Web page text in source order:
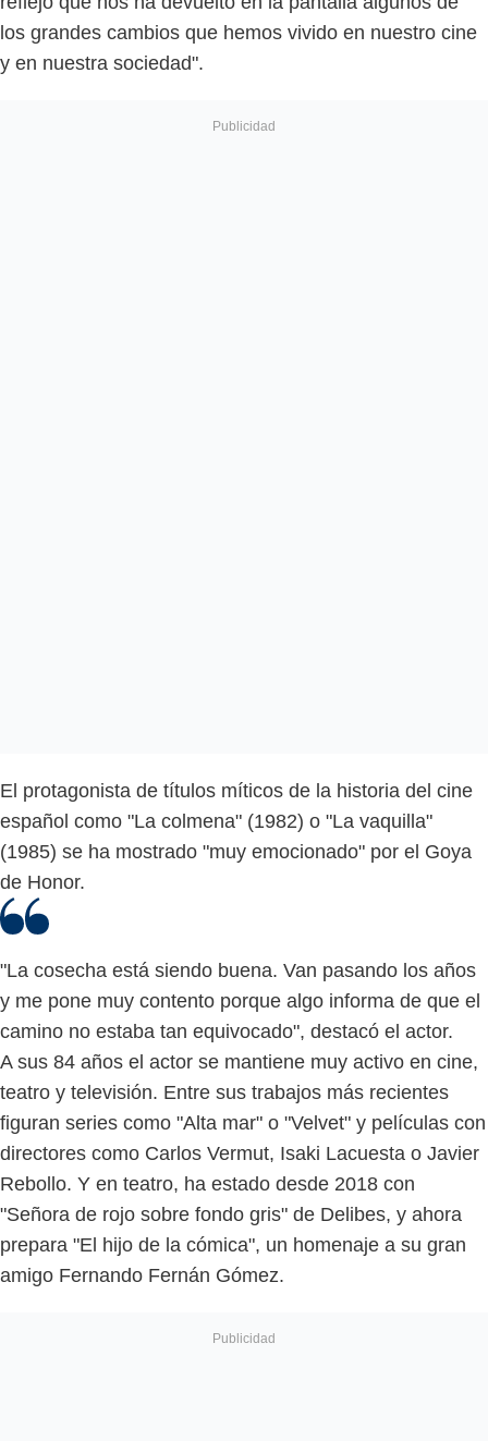
los grandes cambios que hemos vivido en nuestro cine
y en nuestra sociedad".
El protagonista de títulos míticos de la historia del cine
español como "La colmena" (1982) o "La vaquilla"
(1985) se ha mostrado "muy emocionado" por el Goya
de Honor.
"La cosecha está siendo buena. Van pasando los años
y me pone muy contento porque algo informa de que el
camino no estaba tan equivocado", destacó el actor.
A sus 84 años el actor se mantiene muy activo en cine,
teatro y televisión. Entre sus trabajos más recientes
figuran series como "Alta mar" o "Velvet" y películas con
directores como Carlos Vermut, Isaki Lacuesta o Javier
Rebollo. Y en teatro, ha estado desde 2018 con
"Señora de rojo sobre fondo gris" de Delibes, y ahora
prepara "El hijo de la cómica", un homenaje a su gran
amigo Fernando Fernán Gómez.